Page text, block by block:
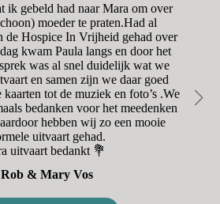
ik gebeld had naar Mara om over
moeder te praten.Had al
de Hospice In Vrijheid gehad over
kwam Paula langs en door het
was al snel duidelijk wat we
en samen zijn we daar goed
tot de muziek en foto’s .We
bedanken voor het meedenken
hebben wij zo een mooie
uitvaart gehad.
uitvaart bedankt 💐
& Mary Vos